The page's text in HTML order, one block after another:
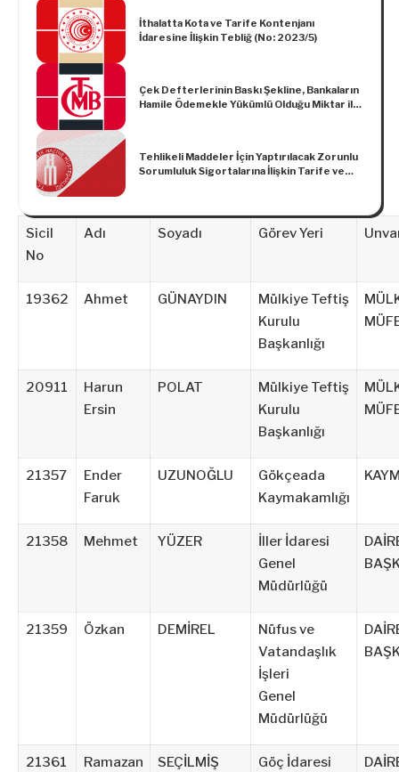
İthalatta Kota ve Tarife Kontenjanı
İdaresine İlişkin Tebliğ (No: 2023/5)
Çek Defterlerinin Baskı Şekline, Bankaların
Hamile Ödemekle Yükümlü Olduğu Miktar ile
Yapılmasına Dair Tebliğ (Sayı: 2016/6)
Tehlikeli Maddeler İçin Yaptırılacak Zorunlu
Sorumluluk Sigortalarına İlişkin Tarife ve
Sicil
No
Adı Soyadı Görev Yeri
19362 Ahmet GÜNAYDIN
Mülkiye Teftiş
Kurulu
Başkanlığı
20911
Harun
Ersin
POLAT
Mülkiye Teftiş
Kurulu
Başkanlığı
21357
Ender
Faruk
UZUNOĞLU
Gökçeada
Kaymakamlığı
21358 Mehmet YÜZER
İller İdaresi
Genel
Müdürlüğü
21359 Özkan DEMİREL
Nüfus ve
Vatandaşlık
İşleri
Genel
Müdürlüğü
21361 Ramazan SEÇİLMİŞ
Göç İdaresi